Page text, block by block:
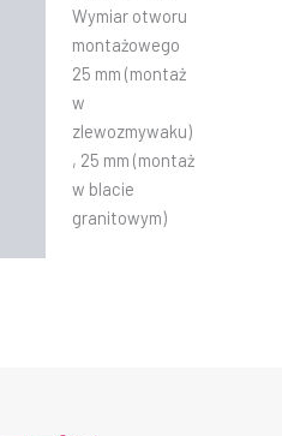
Wymiar otworu
montażowego
25 mm (montaż
w
zlewozmywaku)
, 25 mm (montaż
w blacie
granitowym)